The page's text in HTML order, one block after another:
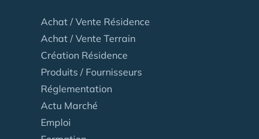
Achat / Vente Résidence
Achat / Vente Terrain
Création Résidence
Produits / Fournisseurs
Réglementation
Actu Marché
Emploi